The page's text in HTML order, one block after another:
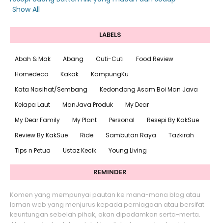
Show All
LABELS
Abah & Mak Abang Cuti-Cuti
Food Review
Homedeco
Kakak
KampungKu
Kata Nasihat/Sembang
Kedondong Asam Boi Man Java
Kelapa Laut
ManJava Produk
My Dear
My Dear Family
My Plant Personal
Resepi By KakSue
Review By KakSue
Ride Sambutan Raya
Tazkirah
Tips n Petua
Ustaz Kecik Young Living
REMINDER
Komen yang mempunyai pautan ke mana-mana blog atau
laman web yang menjurus kepada perniagaan atau bersifat
keuntungan sebelah pihak, akan dipadamkan serta-merta.